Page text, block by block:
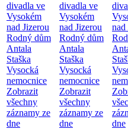
divadla ve
Vysokém
nad Jizerou
Rodný dům
Antala
Staška
Vysocká
nemocnice
Zobrazit
všechny
záznamy ze
dne
divadla ve
Vysokém
nad Jizerou
Rodný dům
Antala
Staška
Vysocká
nemocnice
Zobrazit
všechny
záznamy ze
dne
nad
dne